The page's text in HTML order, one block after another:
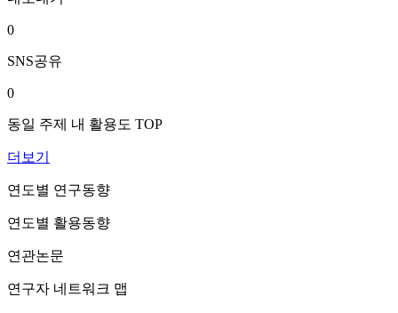
0
SNS공유
0
동일 주제 내 활용도 TOP
더보기
연도별 연구동향
연도별 활용동향
연관논문
연구자 네트워크 맵